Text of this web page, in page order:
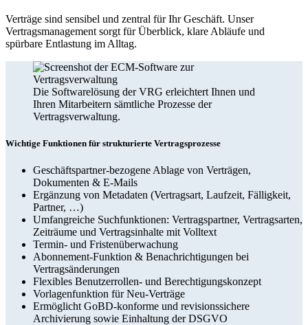
Verträge sind sensibel und zentral für Ihr Geschäft. Unser
Vertragsmanagement sorgt für Überblick, klare Abläufe und
spürbare Entlastung im Alltag.
Die Softwarelösung der VRG erleichtert Ihnen und
Ihren Mitarbeitern sämtliche Prozesse der
Vertragsverwaltung.
Wichtige Funktionen für strukturierte Vertragsprozesse
Geschäftspartner-bezogene Ablage von Verträgen,
Dokumenten & E-Mails
Ergänzung von Metadaten (Vertragsart, Laufzeit, Fälligkeit,
Partner, …)
Umfangreiche Suchfunktionen: Vertragspartner, Vertragsarten,
Zeiträume und Vertragsinhalte mit Volltext
Termin- und Fristenüberwachung
Abonnement-Funktion & Benachrichtigungen bei
Vertragsänderungen
Flexibles Benutzerrollen- und Berechtigungskonzept
Vorlagenfunktion für Neu-Verträge
Ermöglicht GoBD-konforme und revisionssichere
Archivierung sowie Einhaltung der DSGVO